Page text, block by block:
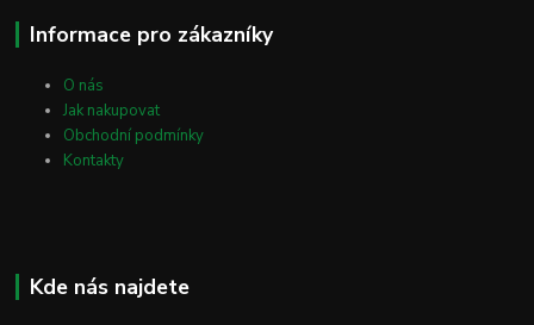
Informace pro zákazníky
O nás
Jak nakupovat
Obchodní podmínky
Kontakty
Kde nás najdete